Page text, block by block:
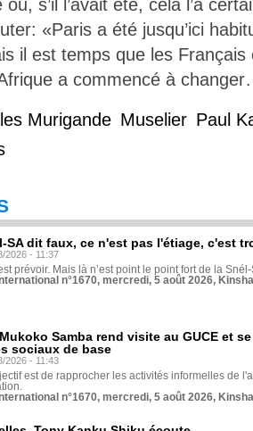
s’il l’avait été, cela l’a
«Paris a été jusqu’ici
il est temps que les Français
a commencé à
Murigande Muselier Paul
SA dit faux, ce n'est pas l'étiage, c'est
2026 - 11:37
prévoir. Mais là n’est point le point fort de la
n°1670, mercredi, 5 août 2026,
Samba rend visite au GUCE et
sociaux de base
2026 - 11:43
est de rapprocher les activités informelles de
n°1670, mercredi, 5 août 2026,